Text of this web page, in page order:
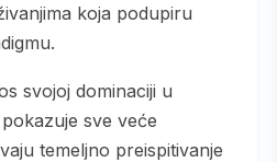
koja podupiru
sve veće
temeljno preispitivanje